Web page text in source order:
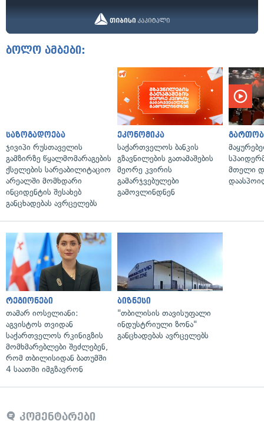
ბოლო ამბები:
საზოგადოება
ჯივიპი რუსთაველის
გამზირზე წყალმომარაგების
ქსელების სარეაბილიტაციო
არეალში მომხდარი
ინციდენტის შესახებ
განცხადებას ავრცელებს
ეკონომიკა
საქართველოს ბანკის
გზავნილების გათამაშების
მეორე კვირის
გამარჯვებულები
გამოვლინდნენ
მთელი
რეგიონები
თამარ იოსელიანი:
აგვისტოს თვიდან
საქართველოს რკინიგზის
მომხმარებლები შეძლებენ,
რომ თბილისიდან ბათუმში
4 საათში იმგზავრონ
ბიზნესი
"თბილისის თავისუფალი
ინდუსტრიული ზონა"
განცხადებას ავრცელებს
კომენტარები